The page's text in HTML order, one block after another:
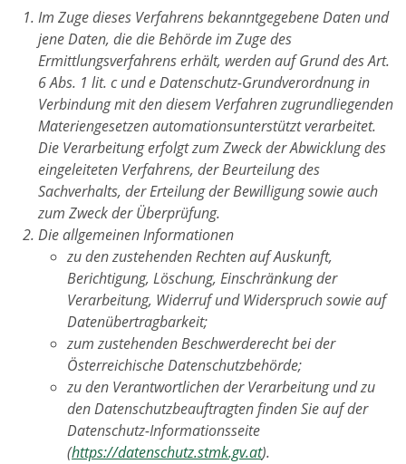
Im Zuge dieses Verfahrens bekanntgegebene Daten und
jene Daten, die die Behörde im Zuge des
Ermittlungsverfahrens erhält, werden auf Grund des Art.
6 Abs. 1 lit. c und e Datenschutz-Grundverordnung in
Verbindung mit den diesem Verfahren zugrundliegenden
Materiengesetzen automationsunterstützt verarbeitet.
Die Verarbeitung erfolgt zum Zweck der Abwicklung des
eingeleiteten Verfahrens, der Beurteilung des
Sachverhalts, der Erteilung der Bewilligung sowie auch
zum Zweck der Überprüfung.
Die allgemeinen Informationen
zu den zustehenden Rechten auf Auskunft,
Berichtigung, Löschung, Einschränkung der
Verarbeitung, Widerruf und Widerspruch sowie auf
Datenübertragbarkeit;
zum zustehenden Beschwerderecht bei der
Österreichische Datenschutzbehörde;
zu den Verantwortlichen der Verarbeitung und zu
den Datenschutzbeauftragten finden Sie auf der
Datenschutz-Informationsseite
(https://datenschutz.stmk.gv.at).